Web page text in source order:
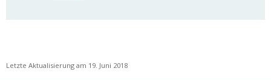
Letzte Aktualisierung am 19. Juni 2018